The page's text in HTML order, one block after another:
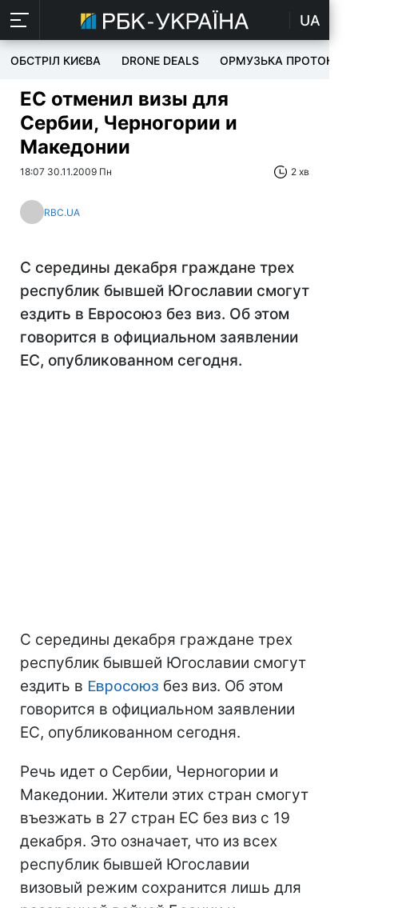
UA
ОБСТРІЛ КИЄВА DRONE DEALS ОРМУЗЬКА ПРОТОКА
ЕС отменил визы для
Сербии, Черногории и
Македонии
18:07 30.11.2009 Пн 2 хв
RBC.UA
С середины декабря граждане трех
республик бывшей Югославии смогут
ездить в Евросоюз без виз. Об этом
говорится в официальном заявлении
ЕС, опубликованном сегодня.
С середины декабря граждане трех
республик бывшей Югославии смогут
ездить в Евросоюз без виз. Об этом
говорится в официальном заявлении
ЕС, опубликованном сегодня.
Речь идет о Сербии, Черногории и
Македонии. Жители этих стран смогут
въезжать в 27 стран ЕС без виз с 19
декабря. Это означает, что из всех
республик бывшей Югославии
визовый режим сохранится лишь для